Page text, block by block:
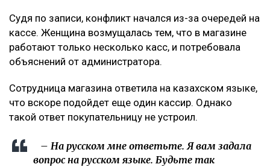
Судя по записи, конфликт начался из-за очередей на
кассе. Женщина возмущалась тем, что в магазине
работают только несколько касс, и потребовала
объяснений от администратора.
Сотрудница магазина ответила на казахском языке,
что вскоре подойдет еще один кассир. Однако
такой ответ покупательницу не устроил.
– На русском мне ответьте. Я вам задала
вопрос на русском языке. Будьте так